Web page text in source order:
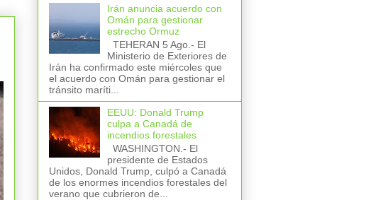
Irán anuncia acuerdo con
Omán para gestionar
estrecho Ormuz
TEHERAN 5 Ago.- El
Ministerio de Exteriores de
Irán ha confirmado este miércoles que
el acuerdo con Omán para gestionar el
tránsito maríti...
EEUU: Donald Trump
culpa a Canadá de
incendios forestales
WASHINGTON.- El
presidente de Estados
Unidos, Donald Trump, culpó a Canadá
de los enormes incendios forestales del
verano que cubrieron de...